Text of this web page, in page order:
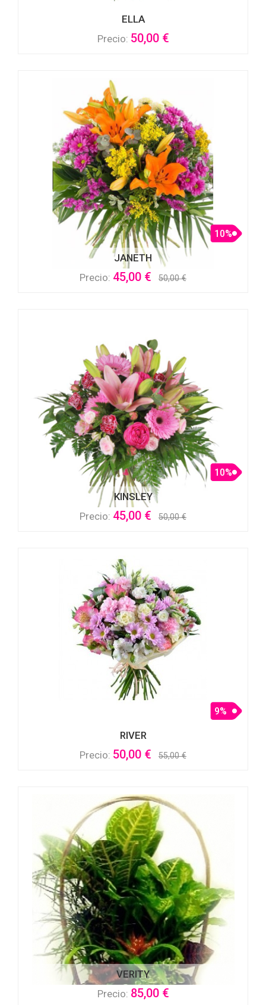
ELLA
Precio: 50,00 €
JANETH
10%
Precio: 45,00 € 50,00 €
KINSLEY
10%
Precio: 45,00 € 50,00 €
RIVER
9%
Precio: 50,00 € 55,00 €
VERITY
Precio: 85,00 €